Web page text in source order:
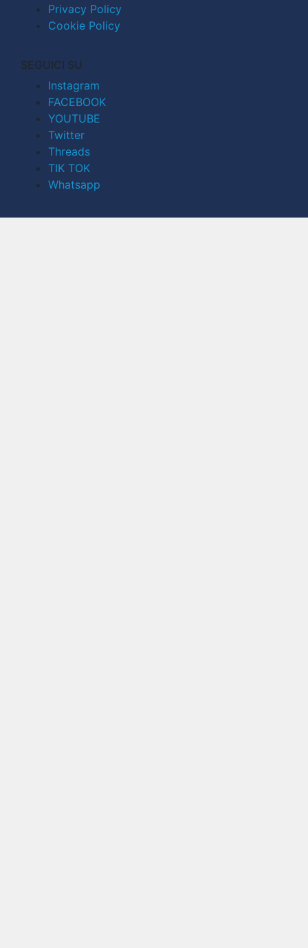
Privacy Policy
Cookie Policy
SEGUICI SU
Instagram
FACEBOOK
YOUTUBE
Twitter
Threads
TIK TOK
Whatsapp